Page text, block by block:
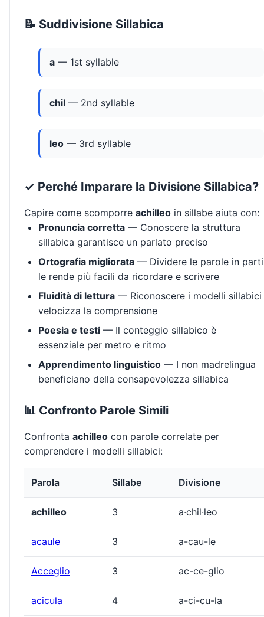
📝 Suddivisione Sillabica
a — 1st syllable
chil — 2nd syllable
leo — 3rd syllable
✓ Perché Imparare la Divisione Sillabica?
Capire come scomporre achilleo in sillabe aiuta con:
Pronuncia corretta — Conoscere la struttura
sillabica garantisce un parlato preciso
Ortografia migliorata — Dividere le parole in parti
le rende più facili da ricordare e scrivere
Fluidità di lettura — Riconoscere i modelli sillabici
velocizza la comprensione
Poesia e testi — Il conteggio sillabico è
essenziale per metro e ritmo
Apprendimento linguistico — I non madrelingua
beneficiano della consapevolezza sillabica
📊 Confronto Parole Simili
Confronta achilleo con parole correlate per
comprendere i modelli sillabici:
Parola Sillabe Divisione
achilleo 3 a·chil·leo
acaule 3 a-cau-le
Acceglio 3 ac-ce-glio
acicula 4 a-ci-cu-la